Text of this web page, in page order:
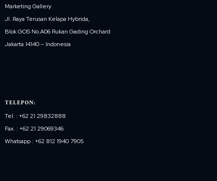
Marketing Gallery
Jl. Raya Terusan Kelapa Hybrida,
Blok GOS No.A06 Rukan Gading Orchard
Jakarta 14140 – Indonesia
TELEPON:
Tel. : +62 21 29832888
Fax. : +62 21 29069346
Whatsapp : +62 812 1940 7905